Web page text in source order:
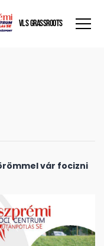
VLS GRASSROOTS
vár focizni